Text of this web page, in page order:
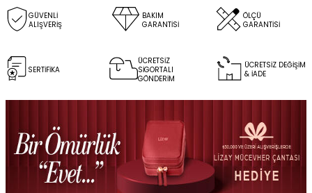
GÜVENLİ
ALIŞVERİŞ
BAKIM
GARANTİSİ
ÖLÇÜ
GARANTİSİ
SERTİFİKA
ÜCRETSİZ
SİGORTALI
GÖNDERİM
ÜCRETSİZ DEĞİŞİM
& İADE